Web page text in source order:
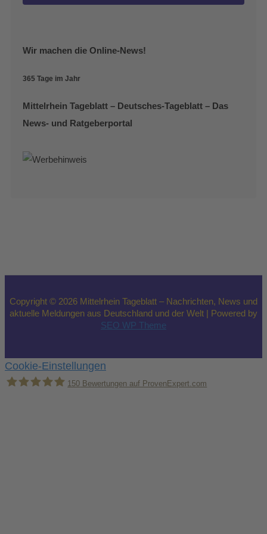
Wir machen die Online-News!
365 Tage im Jahr
Mittelrhein Tageblatt – Deutsches-Tageblatt – Das
News- und Ratgeberportal
Copyright © 2026 Mittelrhein Tageblatt – Nachrichten, News und
aktuelle Meldungen aus Deutschland und der Welt | Powered by
SEO WP Theme
Cookie-Einstellungen
150 Bewertungen auf ProvenExpert.com